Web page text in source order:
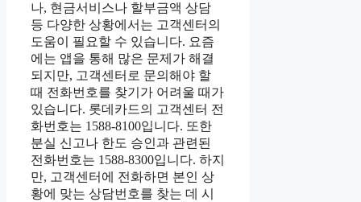
나, 현금서비스나 할부금액 상담
등 다양한 상황에서는 고객센터의
도움이 필요할 수 있습니다. 요즘
에는 앱을 통해 많은 문제가 해결
되지만, 고객센터로 문의해야 할
때 전화번호를 찾기가 어려울 때가
있습니다. 롯데카드의 고객센터 전
화번호는 1588-8100입니다. 또한
분실 신고나 한도 승인과 관련된
전화번호는 1588-8300입니다. 하지
만, 고객센터에 전화하면 본인 상
황에 맞는 상담번호를 찾는 데 시